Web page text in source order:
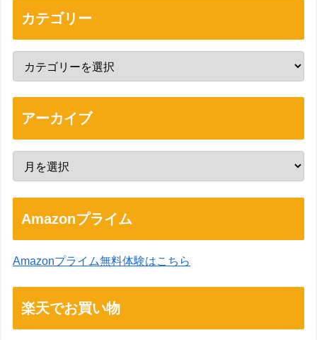
カテゴリー
アーカイブ
Amazonプライム
Amazonプライム無料体験はこちら
楽天でお買い物